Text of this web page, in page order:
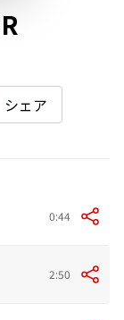
シェア
0:44
2:50